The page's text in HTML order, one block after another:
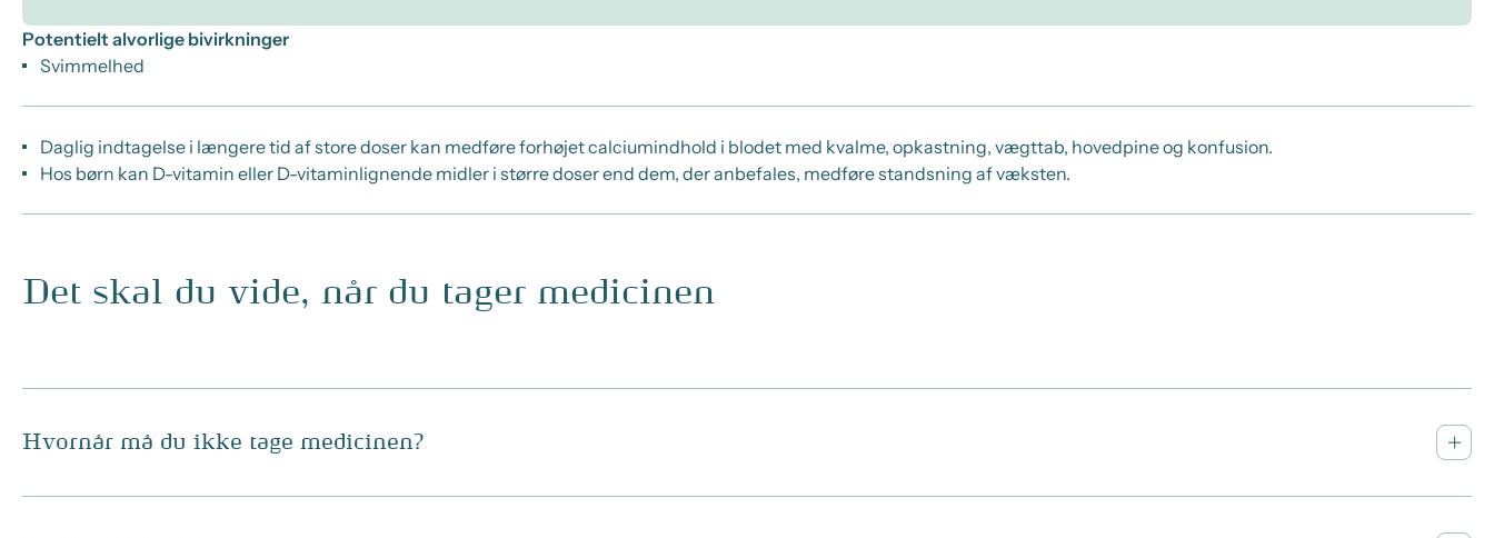
Potentielt alvorlige bivirkninger
Svimmelhed
Daglig indtagelse i længere tid af store doser kan medføre forhøjet calciumindhold i blodet med kvalme, opkastning, vægttab, hovedpine og konfusion.
Hos børn kan D-vitamin eller D-vitaminlignende midler i større doser end dem, der anbefales, medføre standsning af væksten.
Det skal du vide, når du tager medicinen
Hvornår må du ikke tage medicinen?